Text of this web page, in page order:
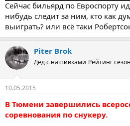
Сейчас бильярд по Евроспорту
нибудь следит за ним, кто как
выиграть? или всё таки
Piter Brok
Дед с нашивками Рейтинг
10.05.2015
В Тюмени завершились
соревнования по снукеру.